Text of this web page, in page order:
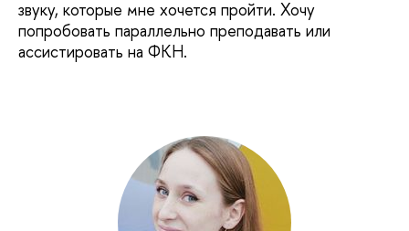
звуку, которые мне хочется пройти. Хочу
попробовать параллельно преподавать или
ассистировать на ФКН.